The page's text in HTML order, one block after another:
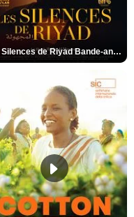
Les Silences de Riyad Bande-annonce VO STFR